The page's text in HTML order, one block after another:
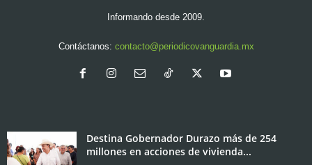
Informando desde 2009.
Contáctanos: contacto@periodicovanguardia.mx
Destina Gobernador Durazo más de 254
millones en acciones de vivienda...